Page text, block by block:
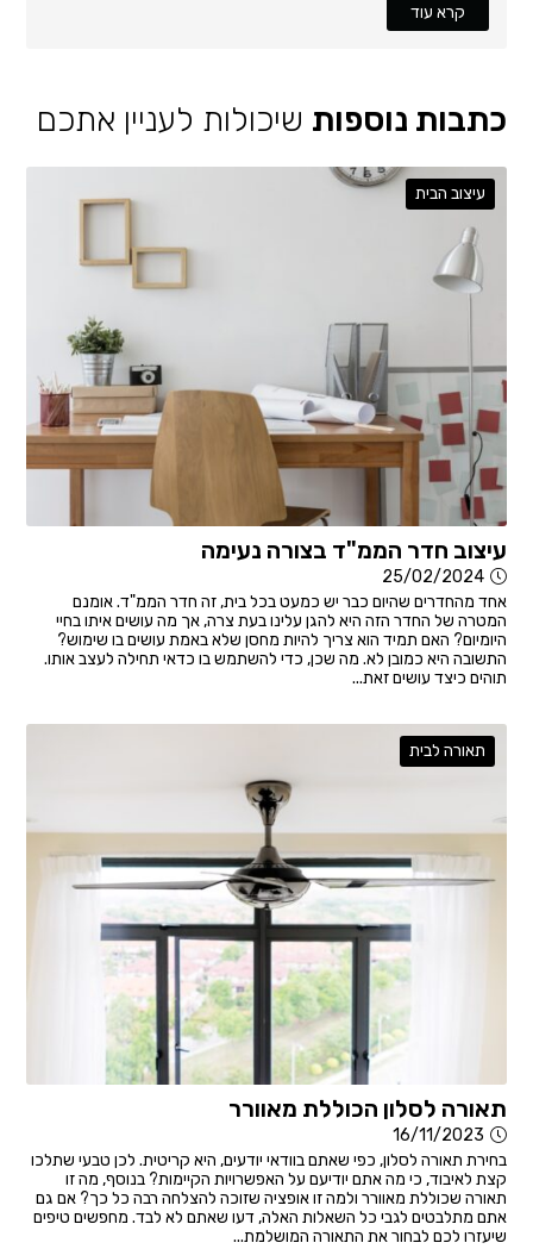
קרא עוד
כתבות נוספות שיכולות לעניין אתכם
עיצוב הבית
עיצוב חדר הממ"ד בצורה נעימה
25/02/2024
אחד מהחדרים שהיום כבר יש כמעט בכל בית, זה חדר הממ"ד. אומנם
המטרה של החדר הזה היא להגן עלינו בעת צרה, אך מה עושים איתו בחיי
היומיום? האם תמיד הוא צריך להיות מחסן שלא באמת עושים בו שימוש?
התשובה היא כמובן לא. מה שכן, כדי להשתמש בו כדאי תחילה לעצב אותו.
תוהים כיצד עושים זאת...
תאורה לבית
תאורה לסלון הכוללת מאוורר
16/11/2023
בחירת תאורה לסלון, כפי שאתם בוודאי יודעים, היא קריטית. לכן טבעי שתלכו
קצת לאיבוד, כי מה אתם יודיעם על האפשרויות הקיימות? בנוסף, מה זו
תאורה שכוללת מאוורר ולמה זו אופציה שזוכה להצלחה רבה כל כך? אם גם
אתם מתלבטים לגבי כל השאלות האלה, דעו שאתם לא לבד. מחפשים טיפים
שיעזרו לכם לבחור את התאורה המושלמת...